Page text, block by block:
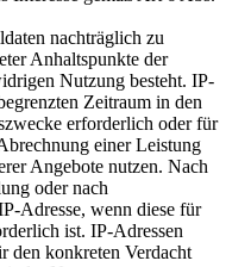
nachträglich zu
Anhaltspunkte der
Nutzung besteht. IP-
Zeitraum in den
erforderlich oder für
einer Leistung
Angebote nutzen. Nach
oder nach
Adresse, wenn diese für
ist. IP-Adressen
den konkreten Verdacht